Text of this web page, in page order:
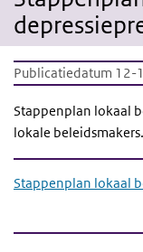
Publicatiedatum 12-
Stappenplan lokaal
lokale
Stappenplan lokaal